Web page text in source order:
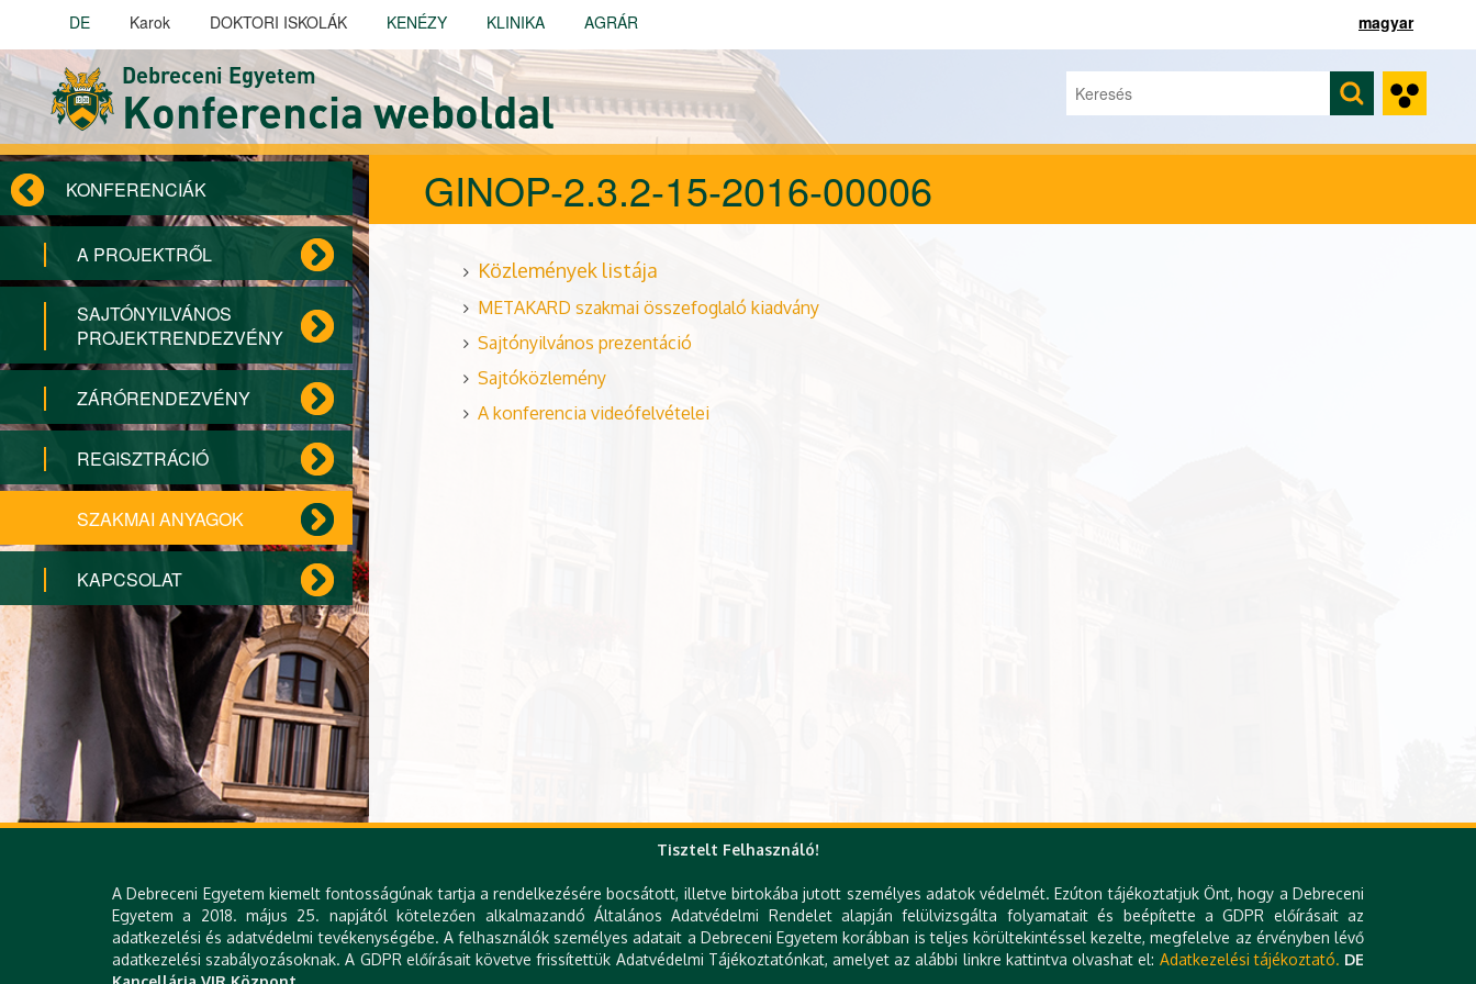
Ugrás a tartalomra magyar
DE Karok DOKTORI ISKOLÁK KENÉZY KLINIKA AGRÁR
Debreceni Egyetem
Konferencia weboldal Keresés űrlap
Keresés
KONFERENCIÁK
A PROJEKTRŐL
SAJTÓNYILVÁNOS
PROJEKTRENDEZVÉNY
ZÁRÓRENDEZVÉNY
REGISZTRÁCIÓ
SZAKMAI ANYAGOK
KAPCSOLAT
GINOP-2.3.2-15-2016-00006
Közlemények listája
METAKARD szakmai összefoglaló kiadvány
Sajtónyilvános prezentáció
Sajtóközlemény
A konferencia videófelvételei
Tisztelt Felhasználó!
A Debreceni Egyetem kiemelt fontosságúnak tartja a rendelkezésére bocsátott, illetve birtokába jutott személyes adatok védelmét. Ezúton tájékoztatjuk Önt, hogy a Debreceni
Egyetem a 2018. május 25. napjától kötelezően alkalmazandó Általános Adatvédelmi Rendelet alapján felülvizsgálta folyamatait és beépítette a GDPR előírásait az
adatkezelési és adatvédelmi tevékenységébe. A felhasználók személyes adatait a Debreceni Egyetem korábban is teljes körültekintéssel kezelte, megfelelve az érvényben lévő
adatkezelési szabályozásoknak. A GDPR előírásait követve frissítettük Adatvédelmi Tájékoztatónkat, amelyet az alábbi linkre kattintva olvashat el: Adatkezelési tájékoztató. DE